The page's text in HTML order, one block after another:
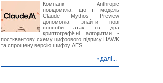
Компанія Anthropic
повідомила, що її модель
Claude Mythos Preview
допомогла знайти нові
способи атак на два
криптографічні алгоритми -
постквантову схему цифрового підпису HAWK
та спрощену версію шифру AES.
• далі...